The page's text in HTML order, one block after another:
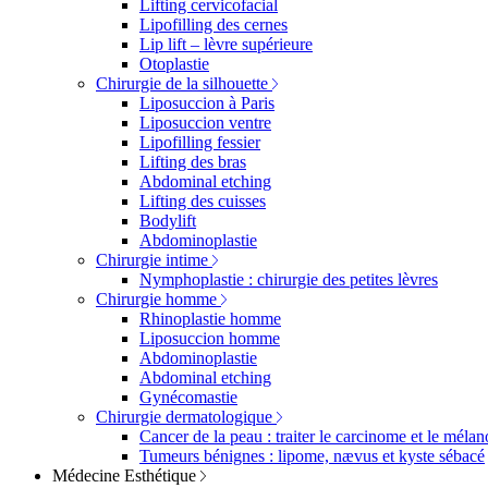
Lifting cervicofacial
Lipofilling des cernes
Lip lift – lèvre supérieure
Otoplastie
Chirurgie de la silhouette
Liposuccion à Paris
Liposuccion ventre
Lipofilling fessier
Lifting des bras
Abdominal etching
Lifting des cuisses
Bodylift
Abdominoplastie
Chirurgie intime
Nymphoplastie : chirurgie des petites lèvres
Chirurgie homme
Rhinoplastie homme
Liposuccion homme
Abdominoplastie
Abdominal etching
Gynécomastie
Chirurgie dermatologique
Cancer de la peau : traiter le carcinome et le
Tumeurs bénignes : lipome, nævus et kyste sébacé
Médecine Esthétique